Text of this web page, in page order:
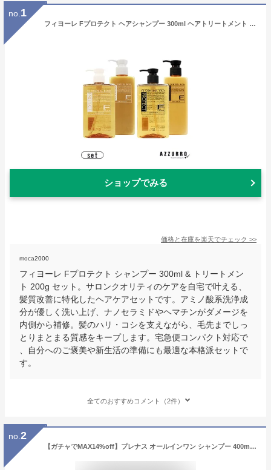
no. 1
フィヨーレ Fプロテクト ヘアシャンプー 300ml ヘアトリートメント 200g 合計2点セット【宅急便コンパクト対応】
ショップでみる
価格と在庫を楽天でチェック >>
moca2000
フィヨーレ Fプロテクト シャンプー 300ml & トリートメン
ト 200g セット。サロンクオリティのケアを自宅で叶える、
髪質改善に特化したヘアケアセットです。アミノ酸系洗浄成
分が優しく洗い上げ、ナノセラミドやヘマチンがダメージを
内側から補修。髪のハリ・コシを支えながら、毛先までしっ
とりまとまる質感をキープします。宅急便コンパクト対応で
、自分へのご褒美や新生活の準備にも最適な本格派セットで
す。
全てのおすすめコメント（2件）
no. 2
【ガチャでMAX14%off】プレナス オールインワン シャンプー 400ml|アミノ酸 モイスチャー しっとり きしみ 潤い うるおい ハリ コシ 艶 つや ボリューム ノンシリコン 補修 ダメージ ヘアケア サロン専売 おすすめ 人気 ランキング クチコミ